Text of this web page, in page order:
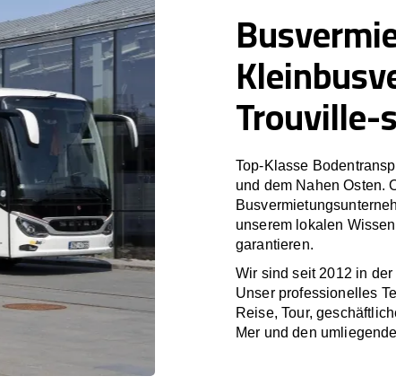
Top-Klasse
und dem Nahen Osten.
unserem lokalen
garantieren.
Wir sind seit 2012 in
Unser professionelles
Reise, Tour,
Mer und den